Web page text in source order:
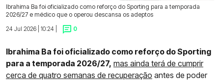
Ibrahima Ba foi oficializado como reforço do Sporting para a temporada
2026/27 e médico que o operou descansa os adeptos
24 Jul 2026 | 10:24 |
0
Ibrahima Ba foi oficializado como reforço do Sporting
para a temporada 2026/27, mas ainda terá de cumprir
cerca de quatro semanas de recuperação antes de poder